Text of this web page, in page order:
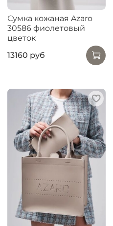
Сумка кожаная Azaro
30586 фиолетовый
цветок
13160 руб